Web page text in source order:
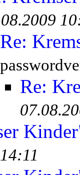
Re:
Re: